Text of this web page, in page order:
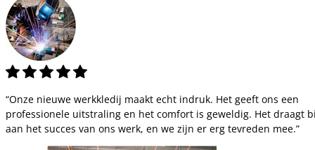
“Onze nieuwe werkkledij maakt echt indruk. Het geeft ons een
professionele uitstraling en het comfort is geweldig. Het draagt
aan het succes van ons werk, en we zijn er erg tevreden mee.”